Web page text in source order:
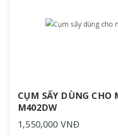
CỤM SẤY DÙNG CHO
M402DW
1,550,000 VNĐ